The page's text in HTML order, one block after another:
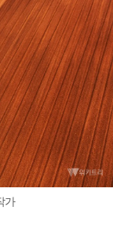
가